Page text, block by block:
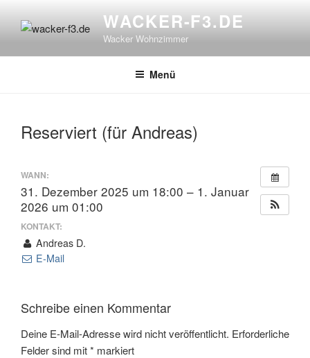
Inhalt
WACKER-F3.DE
Wacker Wohnzimmer
Menü
Reserviert (für Andreas)
WANN:
31. Dezember 2025 um 18:00 – 1. Januar
2026 um 01:00
KONTAKT:
Andreas D.
E-Mail
Schreibe einen Kommentar
Deine E-Mail-Adresse wird nicht veröffentlicht. Erforderliche
Felder sind mit* markiert